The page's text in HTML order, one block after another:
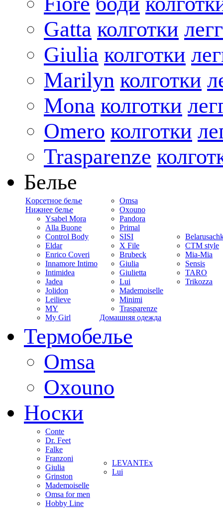
Gatta колготки
Giulia колготки
Marilyn колготки
Mona колготки
Omero колготки
Trasparenze
Белье
Kорсетное белье
Нижнее белье
Ysabel Mora
Alla Buone
Control Body
Eldar
Enrico Coveri
Innamore Intimo
Intimidea
Jadea
Jolidon
Leilieve
MY
My Girl
Omsa
Oxouno
Pandora
Primal
SISI
X File
Brubeck
Giulia
Giulietta
Lui
Mademoiselle
Minimi
Trasparenze
Домашняя одежда
CTM style
Mia-Mia
Sensis
TARO
Trikozza
Термобелье
Omsa
Oxouno
Носки
Conte
Dr. Feet
Falke
Franzoni
Giulia
Grinston
Mademoiselle
Omsa for men
Hobby Line
LEVANTEx
Lui